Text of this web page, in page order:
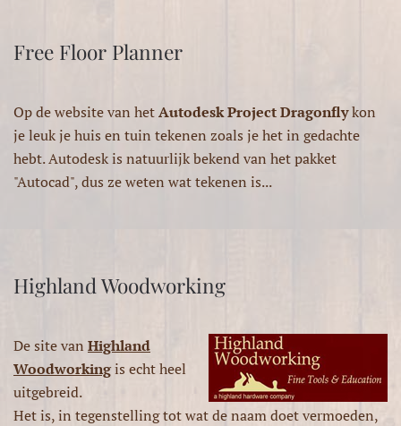
Free Floor Planner
Op de website van hetAutodesk Project Dragonflykon
je leuk je huis en tuin tekenen zoals je het in gedachte
hebt. Autodesk is natuurlijk bekend van het pakket
"Autocad", dus ze weten wat tekenen is...
Highland Woodworking
De site van Highland
Woodworkingis echt heel
uitgebreid.
Het is, in tegenstelling tot wat de naam doet vermoeden,